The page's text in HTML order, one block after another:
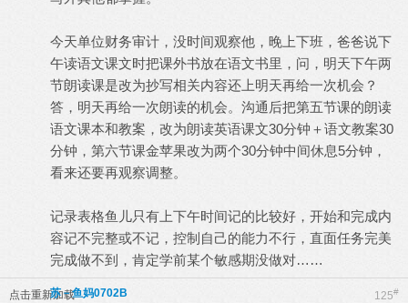
今天单位财务审计，没时间观察他，晚上下班，爸爸说下
午读语文课文时把课外书放在语文书里，问，明天下午两
节朗读课是改为抄写相关内容还上明天再给一次机会？
答，明天再给一次朗读的机会。沟通后把第五节课的朗读
语文课本和教案，改为朗读英语课文30分钟＋语文教案30
分钟，第六节课金苹果改为两个30分钟中间休息5分钟，
看来还要再观察调整。
记录表格鱼儿只有上下午时间记的比较好，开始和完成内
容记不完整或不记，控制自己的能力不行，直面任务完美
完成做不到，肯定学前某个敏感期没做对……
点击重新加载 125#
苏－鱼妈0702B